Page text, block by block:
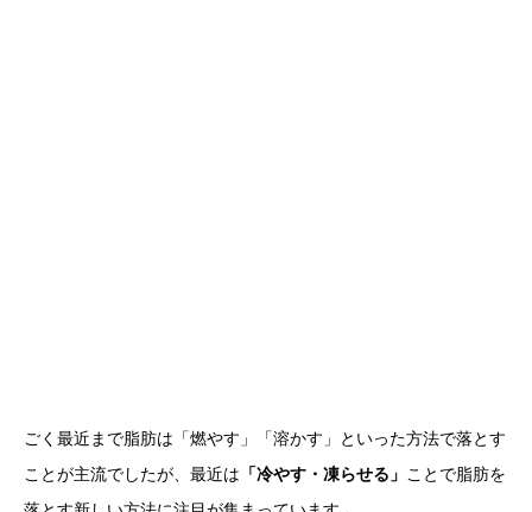
ごく最近まで脂肪は「燃やす」「溶かす」といった方法で落とす
ことが主流でしたが、最近は 「冷やす・凍らせる」 ことで脂肪を